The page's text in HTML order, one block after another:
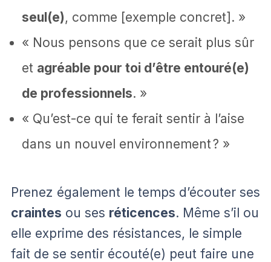
seul(e), comme [exemple concret]. »
« Nous pensons que ce serait plus sûr
et agréable pour toi d’être entouré(e)
de professionnels. »
« Qu’est-ce qui te ferait sentir à l’aise
dans un nouvel environnement ? »
Prenez également le temps d’écouter ses
craintes ou ses réticences. Même s’il ou
elle exprime des résistances, le simple
fait de se sentir écouté(e) peut faire une